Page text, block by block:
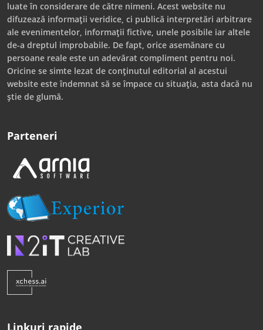
luate în considerare de către nimeni. Acest website nu
difuzează informații veridice, ci publică interpretări arbitrare
ale evenimentelor, informații fictive, unele posibile iar altele
de-a dreptul improbabile. De fapt, orice asemănare cu
persoane reale este un adevărat compliment pentru noi.
Oricine se simte lezat de conținutul editorial al acestui
website este îndemnat să se împace cu situația, asta dacă nu
știe de glumă.
Parteneri